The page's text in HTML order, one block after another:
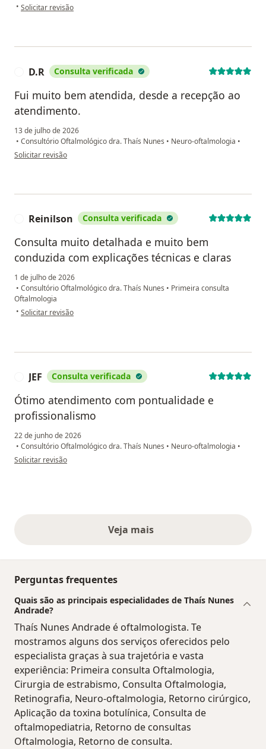
• na opinião do utilizador Daniella Mendes
Solicitar revisão
D.R Consulta verificada
Fui muito bem atendida, desde a recepção ao
atendimento.
13 de julho de 2026
• Consultório Oftalmológico dra. Thaís Nunes • Neuro-oftalmologia •
na opinião do utilizador D.R
Solicitar revisão
Reinilson Consulta verificada
Consulta muito detalhada e muito bem
conduzida com explicações técnicas e claras
1 de julho de 2026
• Consultório Oftalmológico dra. Thaís Nunes • Primeira consulta
Oftalmologia
• na opinião do utilizador Reinilson
Solicitar revisão
JEF Consulta verificada
Ótimo atendimento com pontualidade e
profissionalismo
22 de junho de 2026
• Consultório Oftalmológico dra. Thaís Nunes • Neuro-oftalmologia •
na opinião do utilizador JEF
Solicitar revisão
Veja maisopiniões acima
Perguntas frequentes
Quais são as principais especialidades de Thaís Nunes
Andrade?
Thaís Nunes Andrade é oftalmologista. Te
mostramos alguns dos serviços oferecidos pelo
especialista graças à sua trajetória e vasta
experiência: Primeira consulta Oftalmologia,
Cirurgia de estrabismo, Consulta Oftalmologia,
Retinografia, Neuro-oftalmologia, Retorno cirúrgico,
Aplicação da toxina botulínica, Consulta de
oftalmopediatria, Retorno de consultas
Oftalmologia, Retorno de consulta.